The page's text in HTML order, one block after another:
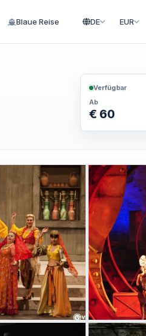
Blaue Reise DE EUR
Verfügbar
Ab
€ 60